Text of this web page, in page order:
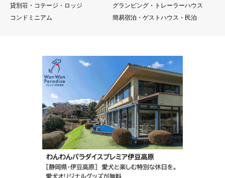
貸別荘・コテージ・ロッジ
グランピング・トレーラーハウス
コンドミニアム
簡易宿泊・ゲストハウス・民泊